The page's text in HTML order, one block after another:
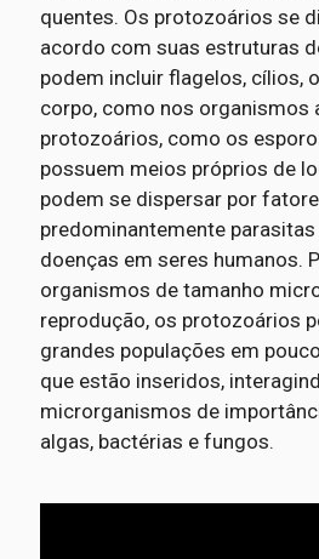
quentes. Os protozoários se
acordo com suas estruturas
podem incluir flagelos, cílios,
corpo, como nos organismos
protozoários, como os
possuem meios próprios de
podem se dispersar por
predominantemente
doenças em seres humanos.
organismos de tamanho
reprodução, os protozoários
grandes populações em
que estão inseridos,
microrganismos de
algas, bactérias e fungos.